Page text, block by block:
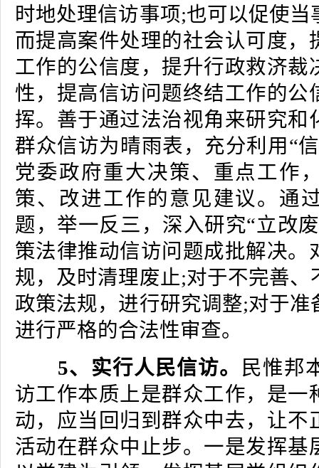
时地处理信访事项;也可以促使
而提高案件处理的社会认可度，
工作的公信度，提升行政救济裁
性，提高信访问题终结工作的公
挥。善于通过法治视角来研究和
群众信访为晴雨表，充分利用“
党委政府重大决策、重点工作
策、改进工作的意见建议。通
题，举一反三，深入研究“立改
策法律推动信访问题成批解决。
规，及时清理废止;对于不完善、
政策法规，进行研究调整;对于准
进行严格的合法性审查。
5、实行人民信访。
民惟邦
访工作本质上是群众工作，是一
动，应当回归到群众中去，让不
活动在群众中止步。一是发挥基